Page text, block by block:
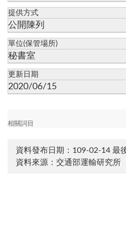
提供方式
公開陳列
單位(保管場所)
秘書室
更新日期
2020/06/15
相關詞目
資料發布日期：109-02-14 最
資料來源：交通部運輸研究所